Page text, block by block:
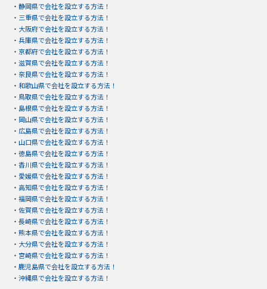
・ 静岡県で会社を設立する方法！
・ 三重県で会社を設立する方法！
・ 大阪府で会社を設立する方法！
・ 兵庫県で会社を設立する方法！
・ 京都府で会社を設立する方法！
・ 滋賀県で会社を設立する方法！
・ 奈良県で会社を設立する方法！
・ 和歌山県で会社を設立する方法！
・ 鳥取県で会社を設立する方法！
・ 島根県で会社を設立する方法！
・ 岡山県で会社を設立する方法！
・ 広島県で会社を設立する方法！
・ 山口県で会社を設立する方法！
・ 徳島県で会社を設立する方法！
・ 香川県で会社を設立する方法！
・ 愛媛県で会社を設立する方法！
・ 高知県で会社を設立する方法！
・ 福岡県で会社を設立する方法！
・ 佐賀県で会社を設立する方法！
・ 長崎県で会社を設立する方法！
・ 熊本県で会社を設立する方法！
・ 大分県で会社を設立する方法！
・ 宮崎県で会社を設立する方法！
・ 鹿児島県で会社を設立する方法！
・ 沖縄県で会社を設立する方法！